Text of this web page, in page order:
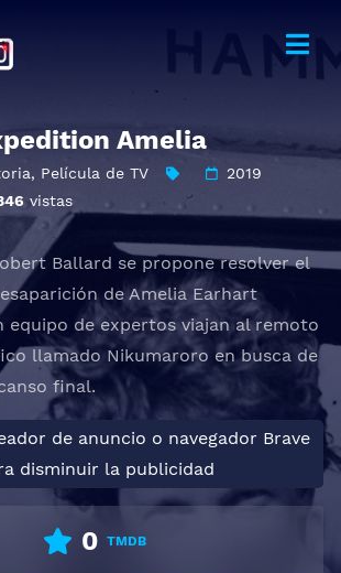
Amelia
, Película de TV
2019
vistas
Ballard se propone resolver el
de Amelia Earhart
equipo de expertos viajan al remoto
llamado Nikumaroro en busca de
final.
de anuncio o navegador Brave
disminuir la publicidad
0 TMDB